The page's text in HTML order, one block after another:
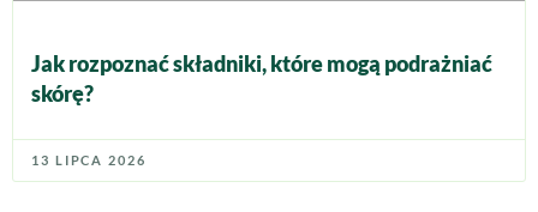
Jak rozpoznać składniki, które mogą podrażniać
skórę?
13 LIPCA 2026